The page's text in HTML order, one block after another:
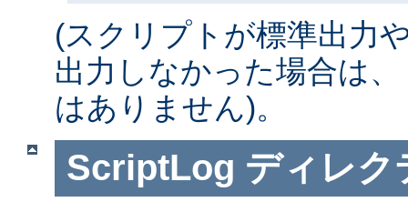
(スクリプトが標準出力
出力しなかった場合は
はありません)。
ScriptLog ディレク